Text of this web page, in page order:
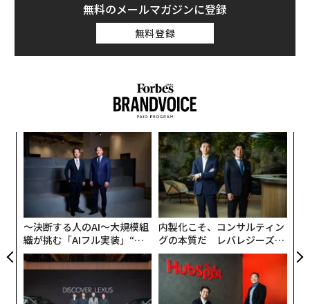
無料のメールマガジンに登録
無料登録
〜決断する人のAI〜大規模組
織が挑む「AIフル実装」“使
う”企業から“動く”企業へ【N
TTドコモビジネス×PwC】
内製化こそ、コンサルティン
グの本質だ レバレジーズが
実践する、次世代ファームの
全貌